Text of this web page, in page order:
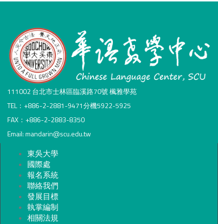
111002 台北市士林區臨溪路70號 楓雅學苑
TEL：+886-2-2881-9471分機5922-5925
FAX：+886-2-2883-8350
Email: mandarin@scu.edu.tw
東吳大學
國際處
報名系統
聯絡我們
發展目標
執掌編制
相關法規